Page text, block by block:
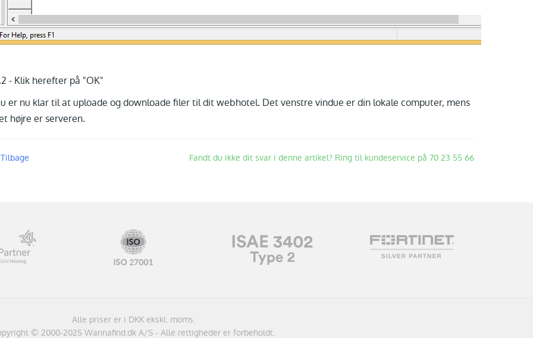
- Klik herefter på "OK"
er nu klar til at uploade og downloade filer til dit webhotel. Det venstre vindue er din lokale computer, mens
højre er serveren.
Fandt du ikke dit svar i denne artikel? Ring til kundeservice på 70 23 55 66
Alle priser er i DKK ekskl. moms.
© 2000-2025 Wannafind.dk A/S - Alle rettigheder er forbeholdt.